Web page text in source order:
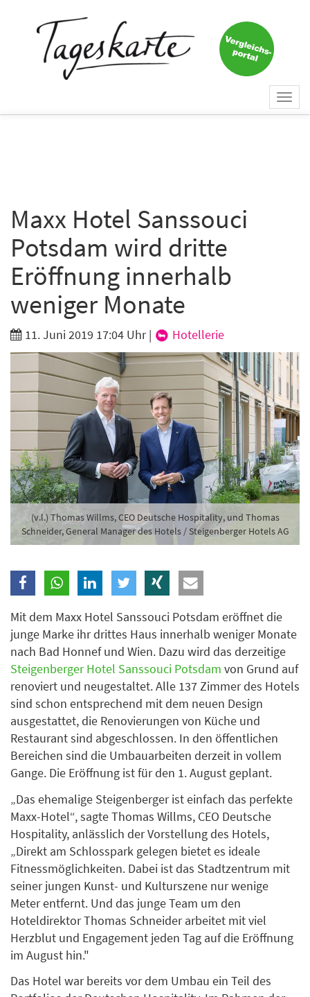
Maxx Hotel Sanssouci
Potsdam wird dritte
Eröffnung innerhalb
weniger Monate
11. Juni 2019 17:04 Uhr| Hotellerie
(v.l.) Thomas Willms, CEO Deutsche Hospitality, und Thomas
Schneider, General Manager des Hotels / Steigenberger Hotels AG
Mit dem Maxx Hotel Sanssouci Potsdam eröffnet die
junge Marke ihr drittes Haus innerhalb weniger Monate
nach Bad Honnef und Wien. Dazu wird das derzeitige
Steigenberger Hotel Sanssouci Potsdam von Grund auf
renoviert und neugestaltet. Alle 137 Zimmer des Hotels
sind schon entsprechend mit dem neuen Design
ausgestattet, die Renovierungen von Küche und
Restaurant sind abgeschlossen. In den öffentlichen
Bereichen sind die Umbauarbeiten derzeit in vollem
Gange. Die Eröffnung ist für den 1. August geplant.
„Das ehemalige Steigenberger ist einfach das perfekte
Maxx-Hotel“, sagte Thomas Willms, CEO Deutsche
Hospitality, anlässlich der Vorstellung des Hotels,
„Direkt am Schlosspark gelegen bietet es ideale
Fitnessmöglichkeiten. Dabei ist das Stadtzentrum mit
seiner jungen Kunst- und Kulturszene nur wenige
Meter entfernt. Und das junge Team um den
Hoteldirektor Thomas Schneider arbeitet mit viel
Herzblut und Engagement jeden Tag auf die Eröffnung
im August hin."
Das Hotel war bereits vor dem Umbau ein Teil des
Keine Nachricht mehr
verpassen!
E-Mail*
Branche
Ich möchte folgende Newsletter erhalten
Tageskarte-Newsletter (gegen 8.30 Uhr)
Ich habe die
Datenschutzerklärungzur Kenntnis
genommen.
Anmelden Danke, heute nicht